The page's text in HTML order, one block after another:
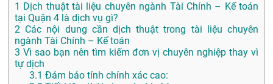
1 Dịch thuật tài liệu chuyên ngành Tài Chính – Kế toán
tại Quận 4 là dịch vụ gì?
2 Các nội dung cần dịch thuật trong tài liệu chuyên
ngành Tài Chính – Kế toán
3 Vì sao bạn nên tìm kiếm đơn vị chuyên nghiệp thay vì
tự dịch
3.1 Đảm bảo tính chính xác cao: